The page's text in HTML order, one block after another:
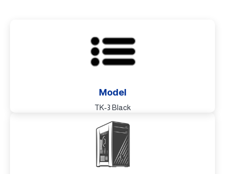
Model
TK-3 Black